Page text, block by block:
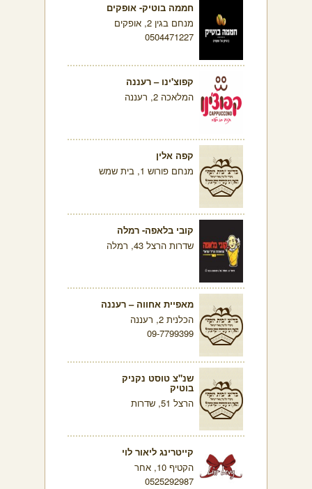
חממה בוטיק- אופקים
מנחם בגין 2, אופקים
0504471227
קפוצ'ינו – רעננה
המלאכה 2, רעננה
קפה אלין
מנחם פורוש 1, בית שמש
קובי בלאפה- רמלה
שדרות הרצל 43, רמלה
מאפיית אחווה – רעננה
הכלנית 2, רעננה
09-7799399
שנ"צ טוסט נקניק
בוטיק
הרצל 51, שדרות
קייטרינג ליאור לוי
הקטיף 10, אחר
0525292987